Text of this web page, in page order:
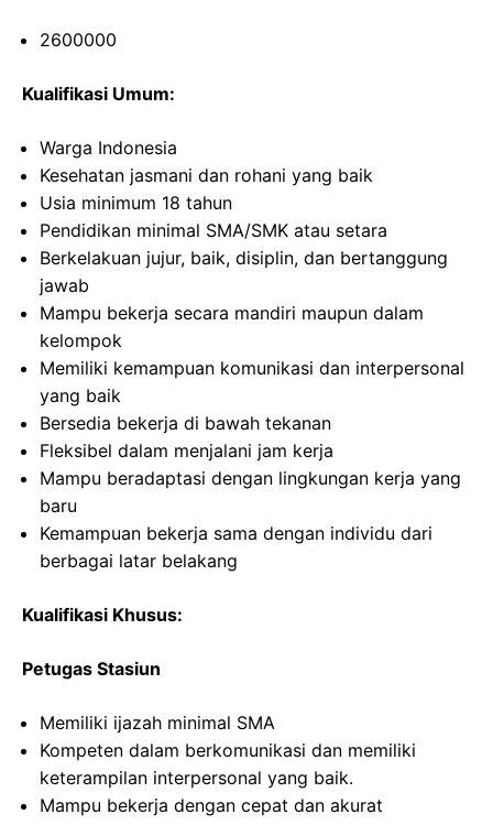
2600000
Kualifikasi Umum:
Warga Indonesia
Kesehatan jasmani dan rohani yang baik
Usia minimum 18 tahun
Pendidikan minimal SMA/SMK atau setara
Berkelakuan jujur, baik, disiplin, dan bertanggung
jawab
Mampu bekerja secara mandiri maupun dalam
kelompok
Memiliki kemampuan komunikasi dan interpersonal
yang baik
Bersedia bekerja di bawah tekanan
Fleksibel dalam menjalani jam kerja
Mampu beradaptasi dengan lingkungan kerja yang
baru
Kemampuan bekerja sama dengan individu dari
berbagai latar belakang
Kualifikasi Khusus:
Petugas Stasiun
Memiliki ijazah minimal SMA
Kompeten dalam berkomunikasi dan memiliki
keterampilan interpersonal yang baik.
Mampu bekerja dengan cepat dan akurat